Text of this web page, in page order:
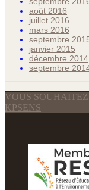
août 2016
juillet 2016
mars 2016
septembre
janvier 2015
décembre 2014
septembre
VOUS
KPSENS